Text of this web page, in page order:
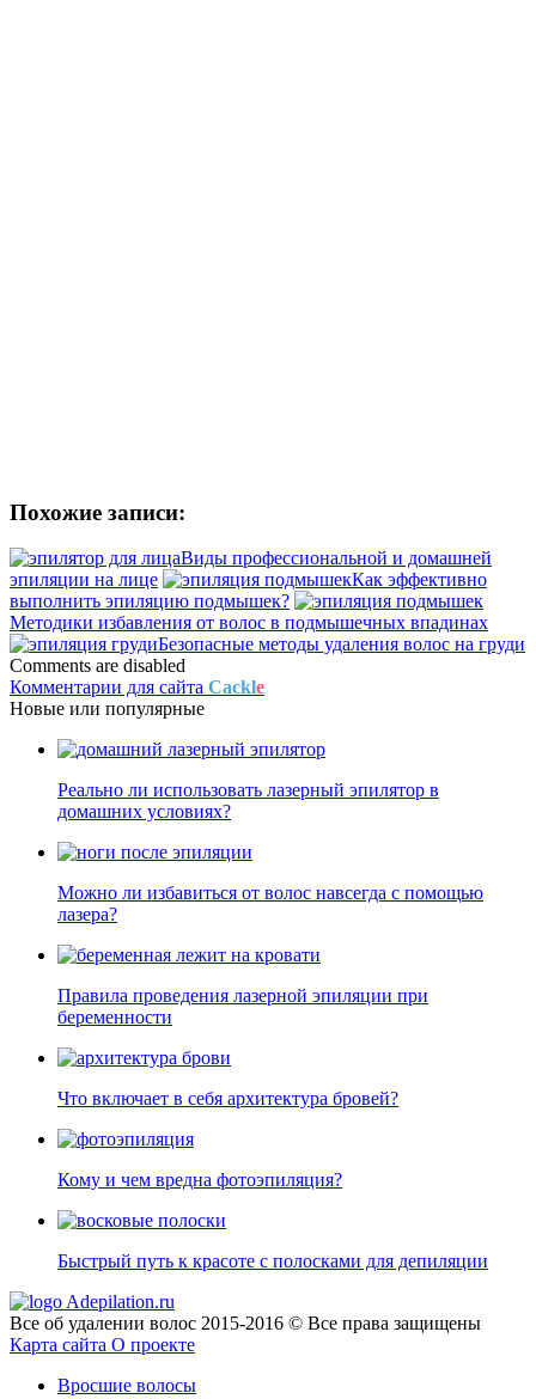
Похожие записи:
Виды профессиональной и домашней
эпиляции на лице
Как эффективно
выполнить эпиляцию подмышек?
Методики избавления от волос в подмышечных впадинах
Безопасные методы удаления волос на груди
Comments are disabled
Комментарии для сайта Cackle
Новые или популярные
Реально ли использовать лазерный эпилятор в
домашних условиях?
Можно ли избавиться от волос навсегда с помощью
лазера?
Правила проведения лазерной эпиляции при
беременности
Что включает в себя архитектура бровей?
Кому и чем вредна фотоэпиляция?
Быстрый путь к красоте с полосками для депиляции
Adepilation.ru
Все об удалении волос 2015-2016 © Все права защищены
Карта сайта О проекте
Вросшие волосы